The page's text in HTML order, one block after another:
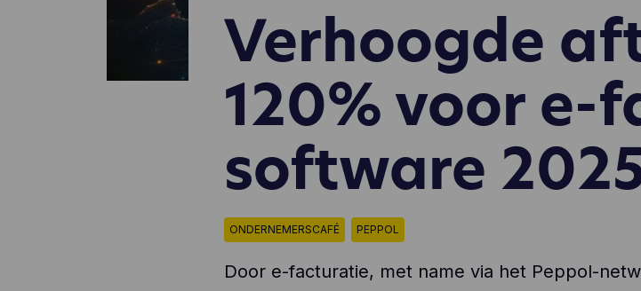
Verhoogde
120% voor e-
software
ONDERNEMERSCAFÉ PEPPOL
Door e-facturatie, met name via het Peppol-